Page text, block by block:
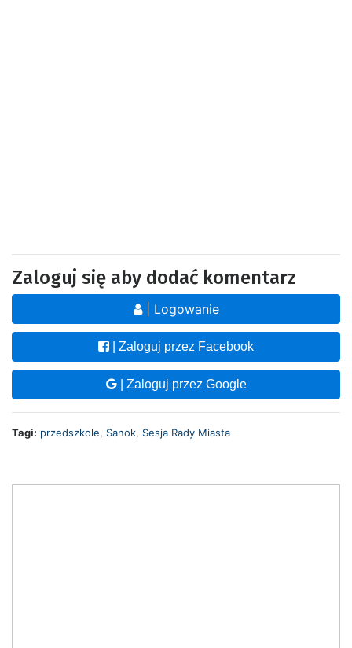
Zaloguj się aby dodać komentarz
| Logowanie
| Zaloguj przez Facebook
| Zaloguj przez Google
Tagi: przedszkole, Sanok, Sesja Rady Miasta